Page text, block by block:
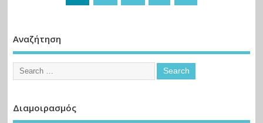
Αναζήτηση
Διαμοιρασμός